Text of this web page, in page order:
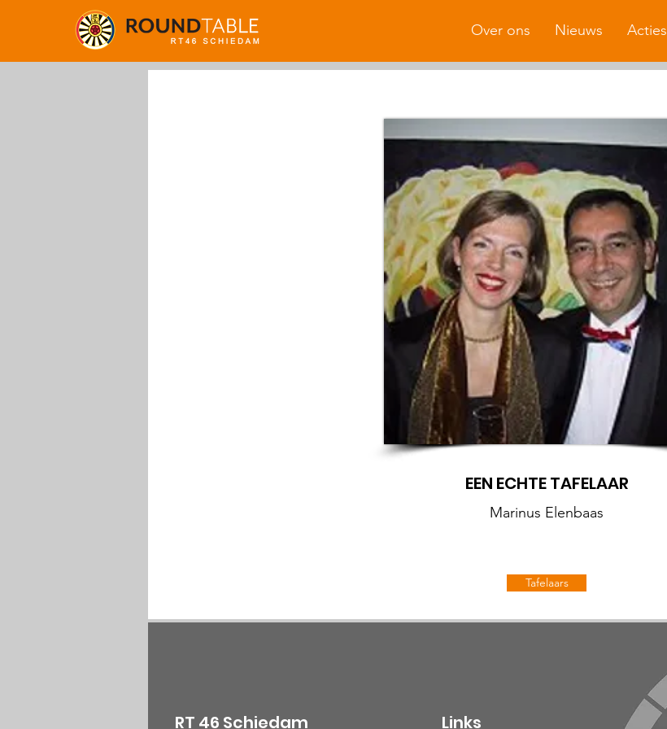
Over ons Nieuws Acties
EEN ECHTE TAFELAAR
Marinus Elenbaas
Tafelaars
RT 46 Schiedam Links